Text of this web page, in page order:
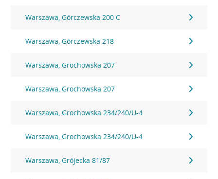
Warszawa, Górczewska 200 C
Warszawa, Górczewska 218
Warszawa, Grochowska 207
Warszawa, Grochowska 207
Warszawa, Grochowska 234/240/U-4
Warszawa, Grochowska 234/240/U-4
Warszawa, Grójecka 81/87